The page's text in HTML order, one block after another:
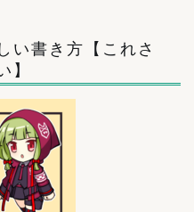
い書き方【これさ
】